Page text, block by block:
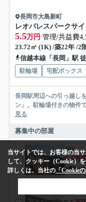
長岡市大島新町
レオパレスパークサ
5.5万円 管理/共益費
23.72㎡ (1K) /築22年 /2
信越本線「長岡」駅
駐輪場 宅配ボックス
長岡駅周辺への引っ越し
ン」。駐輪場付きの物件
見る
募集中の部屋
103
5.5万
1階 /
当サイトでは、お客様の当
して、クッキー（Cookie）
詳しくは、当社の 「Cookie